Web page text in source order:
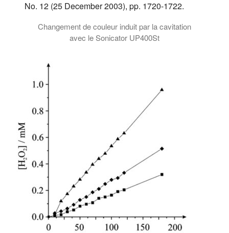
No. 12 (25 December 2003), pp. 1720-1722.
Changement de couleur induit par la cavitation
avec le Sonicator UP400St